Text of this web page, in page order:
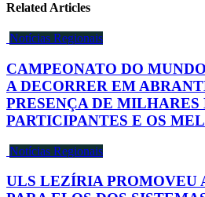
Related Articles
Notícias Regionais
CAMPEONATO DO
A DECORRER EM
PRESENÇA DE MILHARES
PARTICIPANTES E OS
Notícias Regionais
ULS LEZÍRIA PROMOVEU